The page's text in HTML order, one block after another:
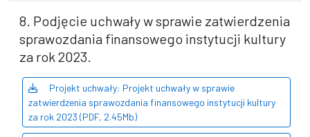
8. Podjęcie uchwały w sprawie zatwierdzenia
sprawozdania finansowego instytucji kultury
za rok 2023.
Projekt uchwały: Projekt uchwały w sprawie
zatwierdzenia sprawozdania finansowego instytucji kultury
za rok 2023 (PDF, 2.45Mb)